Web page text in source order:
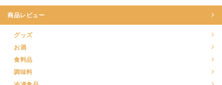
商品レビュー
グッズ
お酒
食料品
調味料